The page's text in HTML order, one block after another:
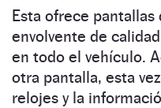
Esta ofrece
envolvente de calidad
en todo el vehículo.
otra pantalla, esta
relojes y la